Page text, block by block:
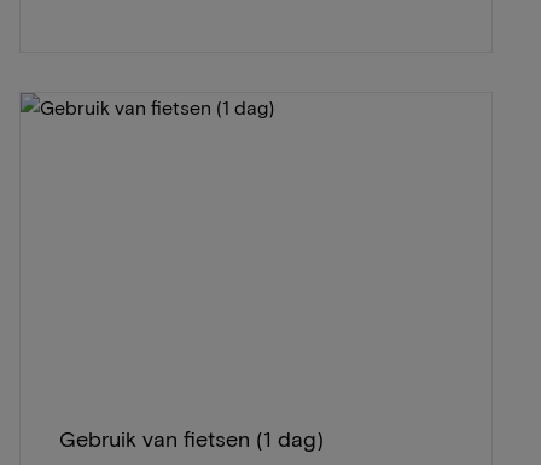
Gebruik van fietsen (1 dag)